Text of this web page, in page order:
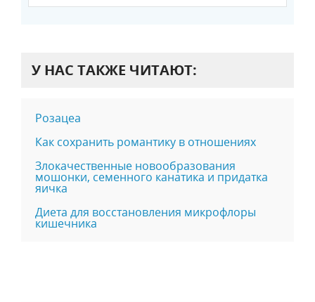
У НАС ТАКЖЕ ЧИТАЮТ:
Розацеа
Как сохранить романтику в отношениях
Злокачественные новообразования
мошонки, семенного канатика и придатка
яичка
Диета для восстановления микрофлоры
кишечника